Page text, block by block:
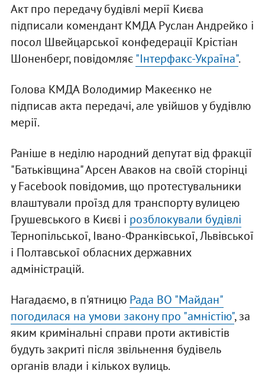
Акт про передачу будівлі мерії Києва
підписали комендант КМДА Руслан Андрейко і
посол Швейцарської конфедерації Крістіан
Шоненберг, повідомляє"Інтерфакс-Україна".
Голова КМДА Володимир Макеєнко не
підписав акта передачі, але увійшов у будівлю
мерії.
Раніше в неділю народний депутат від фракції
"Батьківщина" Арсен Аваков на своїй сторінці
у Facebook повідомив, що протестувальники
влаштували проїзд для транспорту вулицею
Грушевського в Києві і розблокували будівлі
Тернопільської, Івано-Франківської, Львівської
і Полтавської обласних державних
адміністрацій.
Нагадаємо, в п'ятницю Рада ВО "Майдан"
погодилася на умови закону про "амністію", за
яким кримінальні справи проти активістів
будуть закриті після звільнення будівель
органів влади і кількох вулиць.